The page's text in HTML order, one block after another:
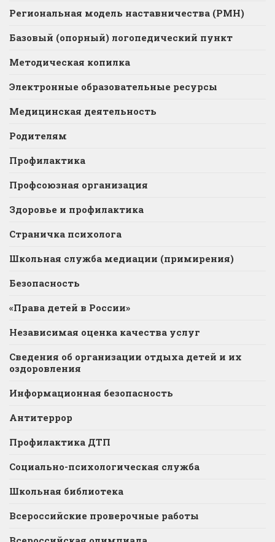
Региональная модель наставничества (РМН)
Базовый (опорный) логопедический пункт
Методическая копилка
Электронные образовательные ресурсы
Медицинская деятельность
Родителям
Профилактика
Профсоюзная организация
Здоровье и профилактика
Страничка психолога
Школьная служба медиации (примирения)
Безопасность
«Права детей в России»
Независимая оценка качества услуг
Сведения об организации отдыха детей и их
оздоровления
Информационная безопасность
Антитеррор
Профилактика ДТП
Социально-психологическая служба
Школьная библиотека
Всероссийские проверочные работы